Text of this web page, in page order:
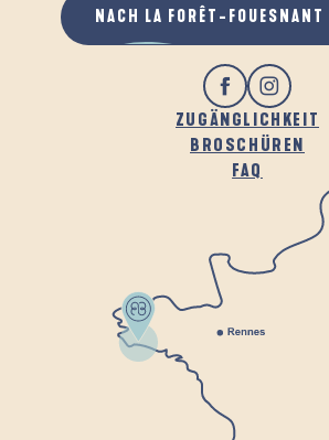
ZUGÄNGLICHKEIT
BROSCHÜREN
FAQ
NACH LA FORÊT-FOUESNANT